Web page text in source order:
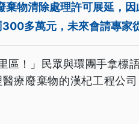
棄物清除處理許可展延，
多萬元，未來會請專家
區！」民眾與環團手拿標
療廢棄物的漢杞工程公